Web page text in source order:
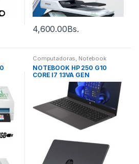
4,600.00Bs.
Computadoras, Notebook
NOTEBOOK HP 250 G10
CORE I7 13VA GEN